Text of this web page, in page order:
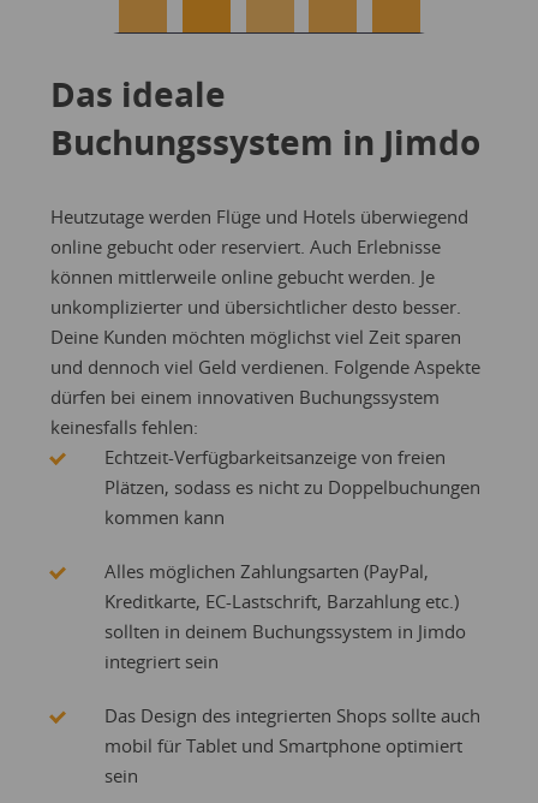
Das ideale
Buchungssystem in Jimdo
Heutzutage werden Flüge und Hotels überwiegend
online gebucht oder reserviert. Auch Erlebnisse
können mittlerweile online gebucht werden. Je
unkomplizierter und übersichtlicher desto besser.
Deine Kunden möchten möglichst viel Zeit sparen
und dennoch viel Geld verdienen. Folgende Aspekte
dürfen bei einem innovativen Buchungssystem
keinesfalls fehlen:
Echtzeit-Verfügbarkeitsanzeige von freien
Plätzen, sodass es nicht zu Doppelbuchungen
kommen kann
Alles möglichen Zahlungsarten (PayPal,
Kreditkarte, EC-Lastschrift, Barzahlung etc.)
sollten in deinem Buchungssystem in Jimdo
integriert sein
Das Design des integrierten Shops sollte auch
mobil für Tablet und Smartphone optimiert
sein